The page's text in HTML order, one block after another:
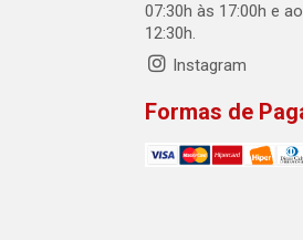
07:30h às 17:00h e
12:30h.
Instagram
Formas de